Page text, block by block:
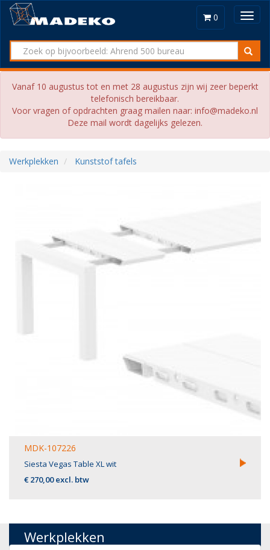
0
Vanaf 10 augustus tot en met 28 augustus zijn wij zeer beperkt
telefonisch bereikbaar.
Voor vragen of opdrachten graag mailen naar: info@madeko.nl
Deze mail wordt dagelijks gelezen.
Werkplekken Kunststof tafels
MDK-107226
Siesta Vegas Table XL wit
€ 270,00 excl. btw
Werkplekken